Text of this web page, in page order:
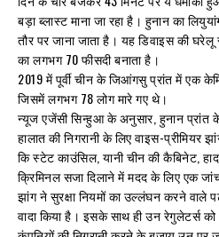
बड़ा ब्लास्ट माना जा रहा है। हुनान का
तौर पर जाना जाता है। यह डिवाइस की
का लगभग 70 फीसदी बनाता है।
2019 में पूर्वी चीन के जिआंगसु प्रांत में एक
जिसमें लगभग 78 लोग मारे गए थे।
न्यूज एजेंसी सिन्हुआ के अनुसार, हुनान प्रांत
हालात की निगरानी के लिए वाइस-
कि स्टेट काउंसिल, यानी चीन की कैबिनेट,
क्रिमिनल सजा दिलाने में मदद के लिए एक
झांग ने सुरक्षा नियमों का उल्लंघन करने वाले
वादा किया है। इसके साथ ही उन रेगुलेटर्स को